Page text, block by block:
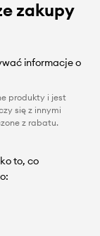
zakupy
informacje o
produkty i jest
się z innymi
z rabatu.
to, co